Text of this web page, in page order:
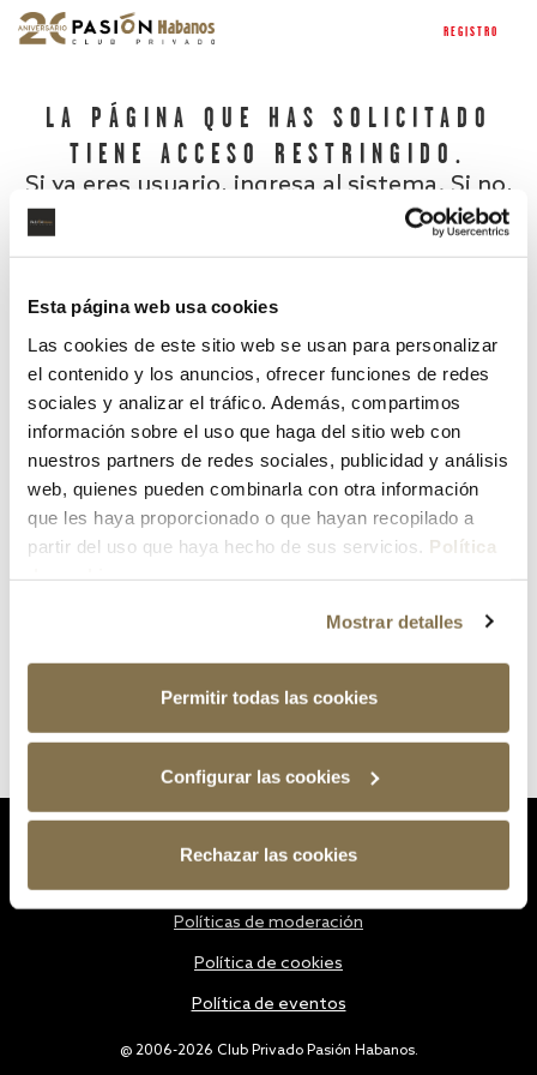
Esta página web usa cookies
Las cookies de este sitio web se usan para personalizar
el contenido y los anuncios, ofrecer funciones de redes
sociales y analizar el tráfico. Además, compartimos
información sobre el uso que haga del sitio web con
nuestros partners de redes sociales, publicidad y análisis
web, quienes pueden combinarla con otra información
que les haya proporcionado o que hayan recopilado a
partir del uso que haya hecho de sus servicios. Política
Mostrar detalles
Permitir todas las cookies
Configurar las cookies
Rechazar las cookies
REGISTRO
LA PÁGINA QUE HAS SOLICITADO
TIENE ACCESO RESTRINGIDO.
Si ya eres usuario, ingresa al sistema. Si no,
¿Has olvidado tu contraseña?
@ 2006-2026 Club Privado Pasión Habanos.
Políticas de moderación
Política de cookies
Política de eventos